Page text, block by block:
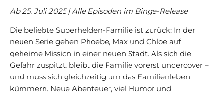
Ab 25. Juli 2025 | Alle Episoden im Binge-Release
Die beliebte Superhelden-Familie ist zurück: In der
neuen Serie gehen Phoebe, Max und Chloe auf
geheime Mission in einer neuen Stadt. Als sich die
Gefahr zuspitzt, bleibt die Familie vorerst undercover –
und muss sich gleichzeitig um das Familienleben
kümmern. Neue Abenteuer, viel Humor und